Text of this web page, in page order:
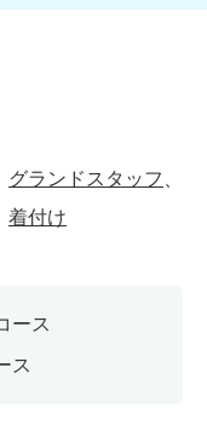
グランドスタッフ
着付け
ース
ス